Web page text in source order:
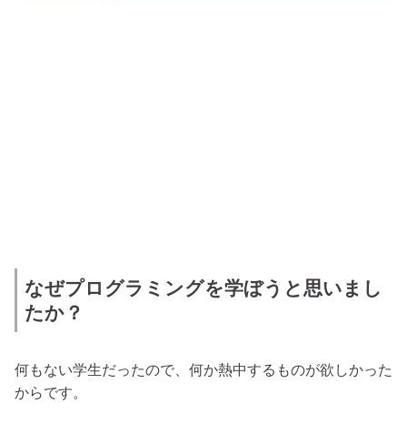
なぜプログラミングを学ぼうと思いまし
たか？
何もない学生だったので、何か熱中するものが欲しかった
からです。